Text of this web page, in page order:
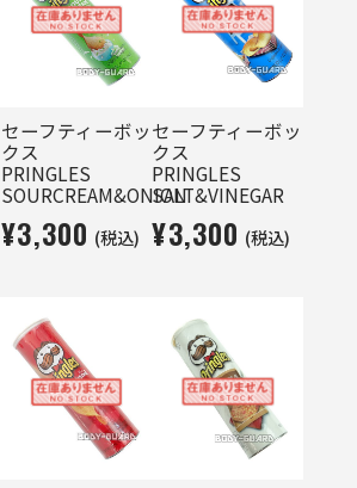
セーフティーボッ
クス
PRINGLES
SOURCREAM&ONION
¥3,300 (税込)
セーフティーボッ
クス
PRINGLES
SALT&VINEGAR
¥3,300 (税込)